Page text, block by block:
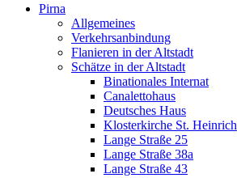
Pirna
Allgemeines
Verkehrsanbindung
Flanieren in der Altstadt
Schätze in der Altstadt
Binationales Internat
Canalettohaus
Deutsches Haus
Klosterkirche St. Heinrich
Lange Straße 25
Lange Straße 38a
Lange Straße 43